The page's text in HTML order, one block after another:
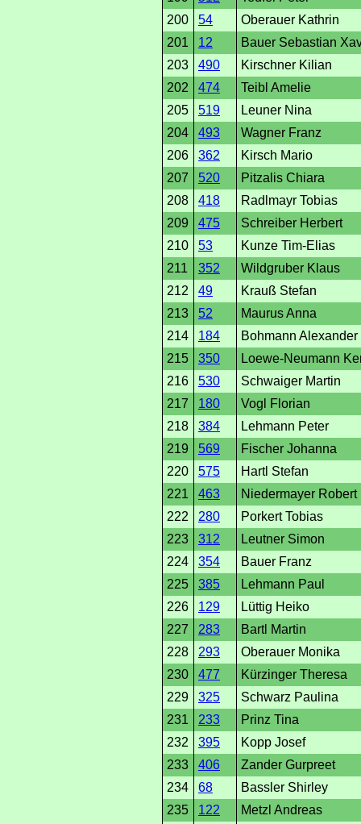
200
54
Oberauer Kathrin
201
12
Bauer Sebastian
203
490
Kirschner Kilian
202
474
Teibl Amelie
205
519
Leuner Nina
204
493
Wagner Franz
206
362
Kirsch Mario
207
520
Pitzalis Chiara
208
418
Radlmayr Tobias
209
475
Schreiber Herbert
210
53
Kunze Tim-Elias
211
352
Wildgruber Klaus
212
49
Krauß Stefan
213
52
Maurus Anna
214
184
Bohmann Alexander
215
350
Loewe-Neumann
216
530
Schwaiger Martin
217
180
Vogl Florian
218
384
Lehmann Peter
219
569
Fischer Johanna
220
575
Hartl Stefan
221
463
Niedermayer Robert
222
280
Porkert Tobias
223
312
Leutner Simon
224
354
Bauer Franz
225
385
Lehmann Paul
226
129
Lüttig Heiko
227
283
Bartl Martin
228
293
Oberauer Monika
230
477
Kürzinger Theresa
229
325
Schwarz Paulina
231
233
Prinz Tina
232
395
Kopp Josef
233
406
Zander Gurpreet
234
68
Bassler Shirley
235
122
Metzl Andreas